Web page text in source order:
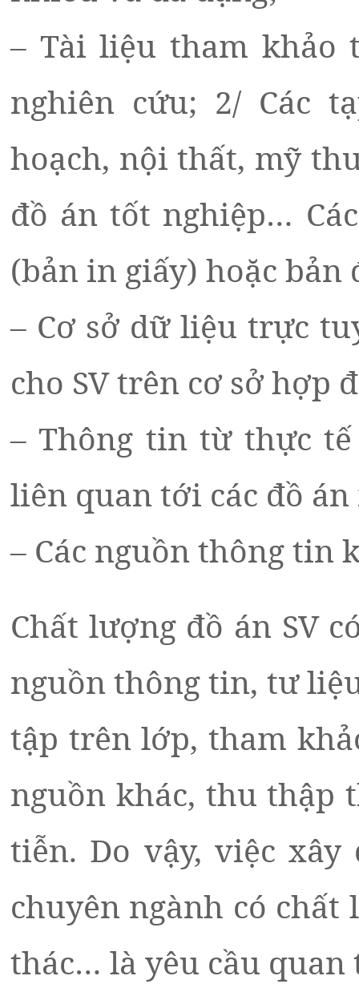
– Tài liệu tham khảo
nghiên cứu; 2/ Các
hoạch, nội thất, mỹ
đồ án tốt nghiệp…
(bản in giấy) hoặc bản
– Cơ sở dữ liệu trực
cho SV trên cơ sở hợp
– Thông tin từ thực
liên quan tới các đồ
– Các nguồn thông tin
Chất lượng đồ án SV
nguồn thông tin, tư
tập trên lớp, tham
nguồn khác, thu thập
tiễn. Do vậy, việc
chuyên ngành có
thác… là yêu cầu quan